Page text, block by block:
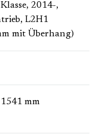
2014-,
L2H1
mit Überhang)
mm